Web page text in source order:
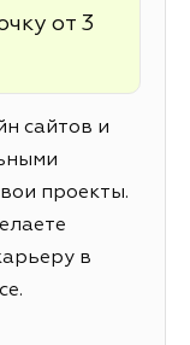
от 3
сайтов и
проекты.
в